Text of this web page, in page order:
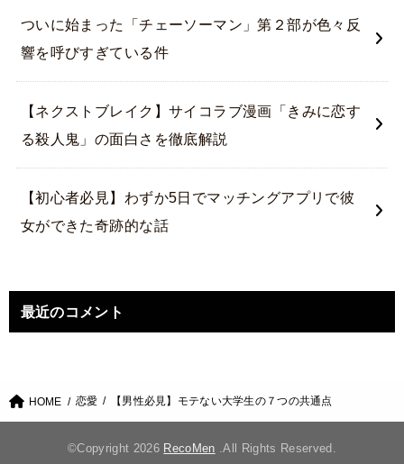
ついに始まった「チェーソーマン」第２部が色々反
響を呼びすぎている件
【ネクストブレイク】サイコラブ漫画「きみに恋す
る殺人鬼」の面白さを徹底解説
【初心者必見】わずか5日でマッチングアプリで彼
女ができた奇跡的な話
最近のコメント
HOME 恋愛 【男性必見】モテない大学生の７つの共通点
©Copyright 2026 RecoMen .All Rights Reserved.